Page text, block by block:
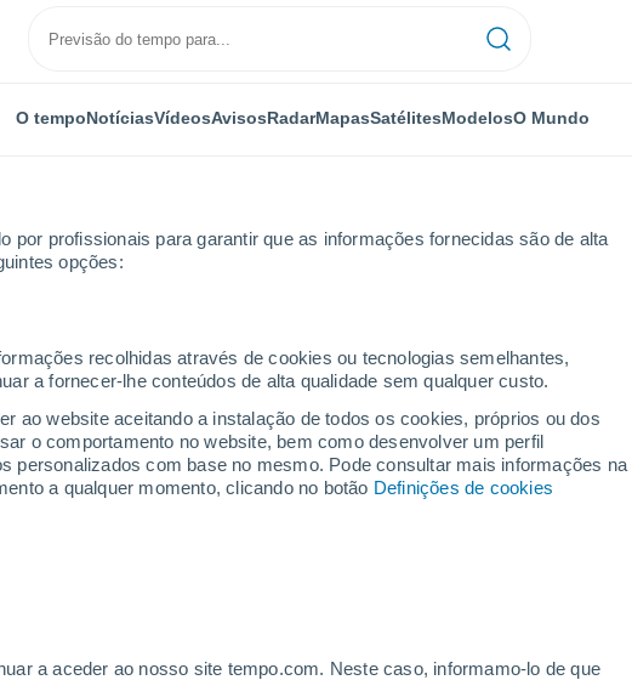
por profissionais para garantir que as informações fornecidas são de alta
opções:
recolhidas através de cookies ou tecnologias semelhantes,
a fornecer-lhe conteúdos de alta qualidade sem qualquer custo.
ao website aceitando a instalação de todos os cookies, próprios ou dos
o comportamento no website, bem como desenvolver um perfil
personalizados com base no mesmo. Pode consultar mais informações na
a qualquer momento, clicando no botão Definições de cookies
a aceder ao nosso site tempo.com. Neste caso, informamo-lo de que
O tempoNotíciasVídeosAvisosRadarMapasSatélitesModelosO Mundo
inundações catastróficas em Samsun, na Turquia